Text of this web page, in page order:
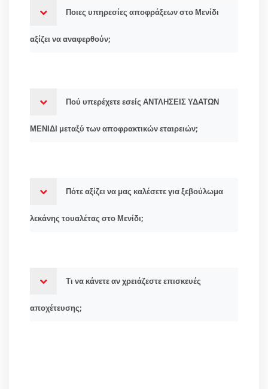
Ποιες υπηρεσίες αποφράξεων στο Μενίδι
αξίζει να αναφερθούν;
Πού υπερέχετε εσείς ΑΝΤΛΗΣΕΙΣ ΥΔΑΤΩΝ
ΜΕΝΙΔΙ μεταξύ των αποφρακτικών εταιρειών;
Πότε αξίζει να μας καλέσετε για ξεβούλωμα
λεκάνης τουαλέτας στο Μενίδι;
Τι να κάνετε αν χρειάζεστε επισκευές
αποχέτευσης;